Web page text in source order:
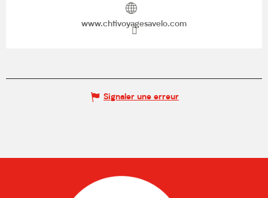
www.chtivoyagesavelo.com
Signaler une erreur